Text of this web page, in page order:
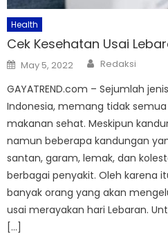
Health
Cek Kesehatan Usai
Posted
on
May 5, 2022 Author
Redaksi
GAYATREND.com – Sejumlah
Indonesia, memang tidak
makanan sehat. Meskipun
namun beberapa kandungan
santan, garam, lemak, dan
berbagai penyakit. Oleh karena
banyak orang yang akan
usai merayakan hari Lebaran.
[…]